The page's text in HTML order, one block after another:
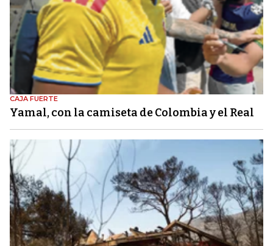
CAJA FUERTE
Yamal, con la camiseta de Colombia y el Real